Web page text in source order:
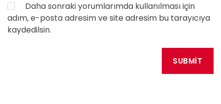
Daha sonraki yorumlarımda kullanılması için
adım, e-posta adresim ve site adresim bu tarayıcıya
kaydedilsin.